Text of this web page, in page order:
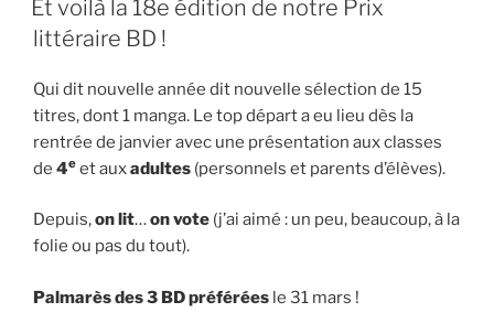
Et voilà la 18e édition de notre Prix
littéraire BD !
Qui dit nouvelle année dit nouvelle sélection de 15
titres, dont 1 manga. Le top départ a eu lieu dès la
rentrée de janvier avec une présentation aux classes
de 4e et auxadultes (personnels et parents d’élèves).
Depuis,on lit…on vote (j’ai aimé : un peu, beaucoup, à la
folie ou pas du tout).
Palmarès des 3 BD préférées le 31 mars !